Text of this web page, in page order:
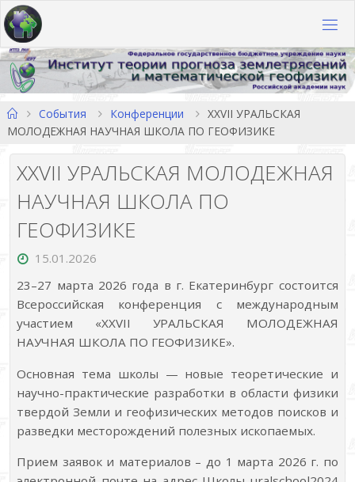
Перейти
к
содержимому
ГлавнаяСобытия Конференции
XXVII УРАЛЬСКАЯ
МОЛОДЕЖНАЯ НАУЧНАЯ ШКОЛА ПО ГЕОФИЗИКЕ
XXVII УРАЛЬСКАЯ МОЛОДЕЖНАЯ
НАУЧНАЯ ШКОЛА ПО
ГЕОФИЗИКЕ
15.01.2026
23–27 марта 2026 года в г. Екатеринбург состоится
Всероссийская конференция с международным
участием «XXVII УРАЛЬСКАЯ МОЛОДЕЖНАЯ
НАУЧНАЯ ШКОЛА ПО ГЕОФИЗИКЕ».
Основная тема школы — новые теоретические и
научно-практические разработки в области физики
твердой Земли и геофизических методов поисков и
разведки месторождений полезных ископаемых.
Прием заявок и материалов – до 1 марта 2026 г. по